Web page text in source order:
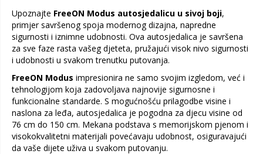
Upoznajte FreeON Modus autosjedalicu u sivoj boji,
primjer savršenog spoja modernog dizajna, napredne
sigurnosti i iznimne udobnosti. Ova autosjedalica je savršena
za sve faze rasta vašeg djeteta, pružajući visok nivo sigurnosti
i udobnosti u svakom trenutku putovanja.
FreeON Modus impresionira ne samo svojim izgledom, već i
tehnologijom koja zadovoljava najnovije sigurnosne i
funkcionalne standarde. S mogućnošću prilagodbe visine i
naslona za leđa, autosjedalica je pogodna za djecu visine od
76 cm do 150 cm. Mekana podstava s memorijskom pjenom i
visokokvalitetni materijali povećavaju udobnost, osiguravajući
da vaše dijete uživa u svakom putovanju.